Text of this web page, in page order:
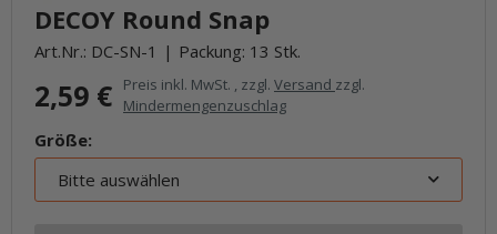
DECOY Round Snap
Art.Nr.: DC-SN-1 Packung: 13 Stk.
2,59 € Preis inkl. MwSt. , zzgl. Versand zzgl.
Mindermengenzuschlag
Größe:
Bitte auswählen